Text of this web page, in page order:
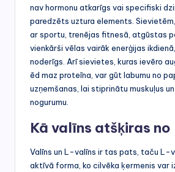
nav hormonu atkarīgs vai specifiski
paredzēts uztura elements.
ar sportu, trenējas fitnesā, atgūstas
vienkārši vēlas vairāk enerģijas
noderīgs. Arī sievietes, kuras ievēro
ēd maz proteīna, var gūt labumu no
uzņemšanas, lai stiprinātu muskuļus
nogurumu.
Kā valīns atšķiras
Valīns un L-valīns ir tas pats, taču L-
aktīvā forma, ko cilvēka ķermenis var